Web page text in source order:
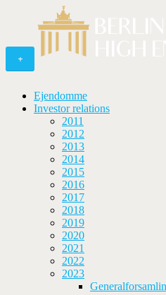
+
Ejendomme
Investor relations
2011
2012
2013
2014
2015
2016
2017
2018
2019
2020
2021
2022
2023